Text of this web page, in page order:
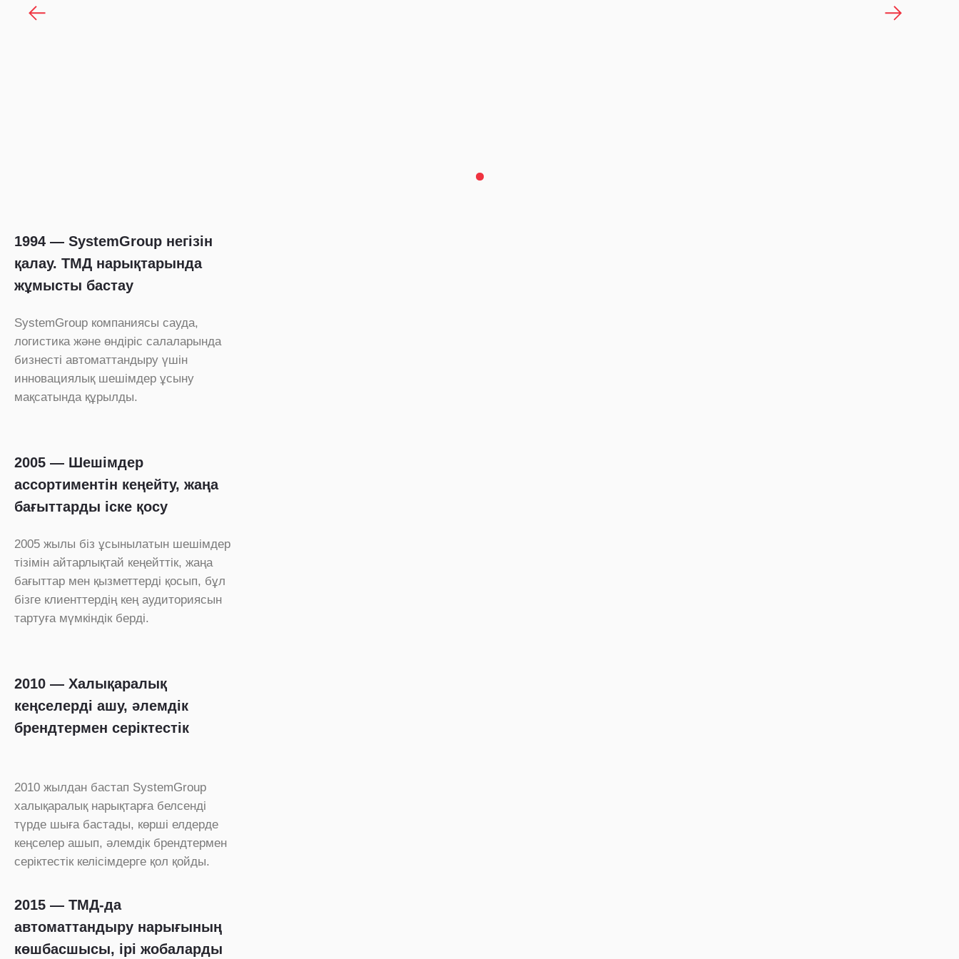
1994 — SystemGroup негізін
қалау. ТМД нарықтарында
жұмысты бастау
SystemGroup компаниясы сауда,
логистика және өндіріс салаларында
бизнесті автоматтандыру үшін
инновациялық шешімдер ұсыну
мақсатында құрылды.
2005 — Шешімдер
ассортиментін кеңейту, жаңа
бағыттарды іске қосу
2005 жылы біз ұсынылатын шешімдер
тізімін айтарлықтай кеңейттік, жаңа
бағыттар мен қызметтерді қосып, бұл
бізге клиенттердің кең аудиториясын
тартуға мүмкіндік берді.
2010 — Халықаралық
кеңселерді ашу, әлемдік
брендтермен серіктестік
2010 жылдан бастап SystemGroup
халықаралық нарықтарға белсенді
түрде шыға бастады, көрші елдерде
кеңселер ашып, әлемдік брендтермен
серіктестік келісімдерге қол қойды.
2015 — ТМД-да
автоматтандыру нарығының
көшбасшысы, ірі жобаларды